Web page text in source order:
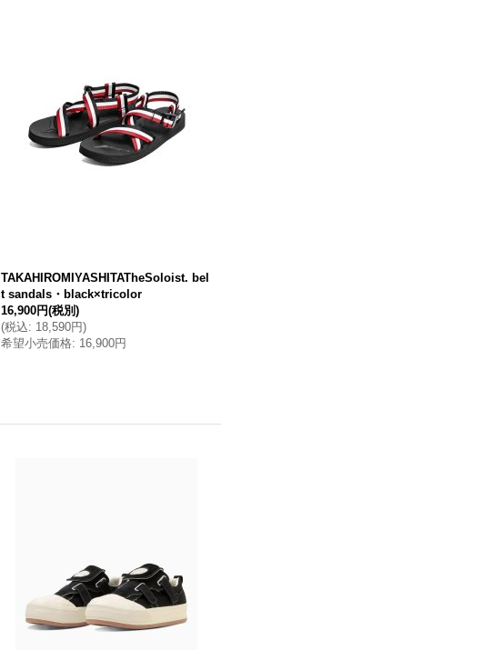
TAKAHIROMIYASHITATheSoloist. bel
t sandals・black×tricolor
16,900円(税別)
(税込: 18,590円)
希望小売価格: 16,900円